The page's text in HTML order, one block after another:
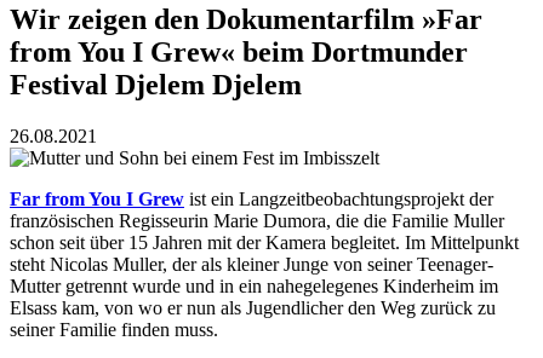
Wir zeigen den Dokumentarfilm »Far
from You I Grew« beim Dortmunder
Festival Djelem Djelem
26.08.2021
Far from You I Grew ist ein Langzeitbeobachtungsprojekt der
französischen Regisseurin Marie Dumora, die die Familie Muller
schon seit über 15 Jahren mit der Kamera begleitet. Im Mittelpunkt
steht Nicolas Muller, der als kleiner Junge von seiner Teenager-
Mutter getrennt wurde und in ein nahegelegenes Kinderheim im
Elsass kam, von wo er nun als Jugendlicher den Weg zurück zu
seiner Familie finden muss.